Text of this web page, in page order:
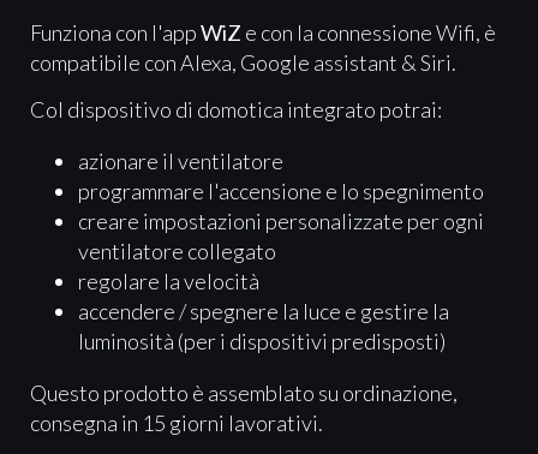
Funziona con l'appWiZ e con la connessione Wifi, è
compatibile con Alexa, Google assistant & Siri.
Col dispositivo di domotica integrato potrai:
azionare il ventilatore
programmare l'accensione e lo spegnimento
creare impostazioni personalizzate per ogni
ventilatore collegato
regolare la velocità
accendere / spegnere la luce e gestire la
luminosità (per i dispositivi predisposti)
Questo prodotto è assemblato su ordinazione,
consegna in 15 giorni lavorativi.